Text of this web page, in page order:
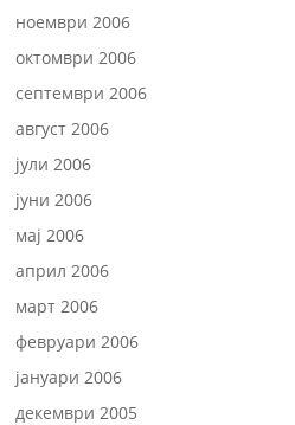
ноември 2006
октомври 2006
септември 2006
август 2006
јули 2006
јуни 2006
мај 2006
април 2006
март 2006
февруари 2006
јануари 2006
декември 2005